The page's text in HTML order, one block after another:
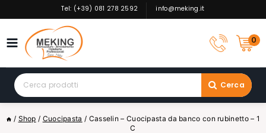
to
Tel: (+39) 081 278 2592 info@meking.it
0
Search
for:
Cerca
/ Shop / Cuocipasta / Casselin – Cuocipasta da banco con rubinetto – 1
C